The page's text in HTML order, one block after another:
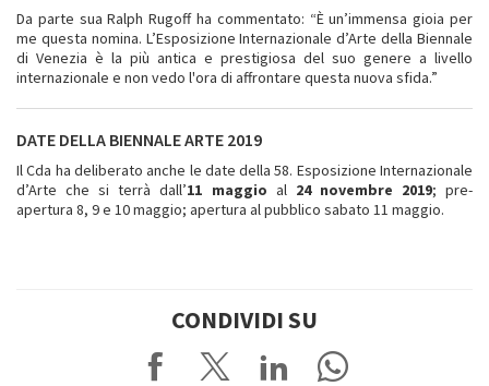
Da parte sua Ralph Rugoff ha commentato: “È un’immensa gioia per
me questa nomina. L’Esposizione Internazionale d’Arte della Biennale
di Venezia è la più antica e prestigiosa del suo genere a livello
internazionale e non vedo l'ora di affrontare questa nuova sfida.”
DATE DELLA BIENNALE ARTE 2019
Il Cda ha deliberato anche le date della 58. Esposizione Internazionale
d’Arte che si terrà dall’11 maggio al24 novembre 2019; pre-
apertura 8, 9 e 10 maggio; apertura al pubblico sabato 11 maggio.
CONDIVIDI SU